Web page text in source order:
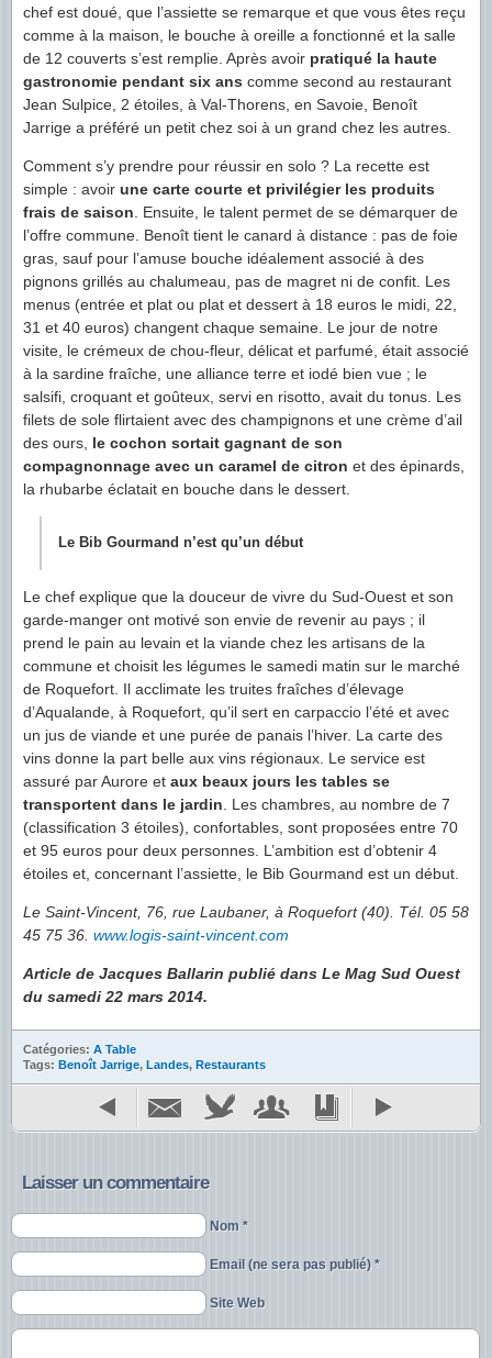
chef est doué, que l’assiette se remarque et que vous êtes reçu
comme à la maison, le bouche à oreille a fonctionné et la salle
de 12 couverts s’est remplie. Après avoir pratiqué la haute
gastronomie pendant six ans comme second au restaurant
Jean Sulpice, 2 étoiles, à Val-Thorens, en Savoie, Benoît
Jarrige a préféré un petit chez soi à un grand chez les autres.
Comment s’y prendre pour réussir en solo ? La recette est
simple : avoir une carte courte et privilégier les produits
frais de saison. Ensuite, le talent permet de se démarquer de
l’offre commune. Benoît tient le canard à distance : pas de foie
gras, sauf pour l’amuse bouche idéalement associé à des
pignons grillés au chalumeau, pas de magret ni de confit. Les
menus (entrée et plat ou plat et dessert à 18 euros le midi, 22,
31 et 40 euros) changent chaque semaine. Le jour de notre
visite, le crémeux de chou-fleur, délicat et parfumé, était associé
à la sardine fraîche, une alliance terre et iodé bien vue ; le
salsifi, croquant et goûteux, servi en risotto, avait du tonus. Les
filets de sole flirtaient avec des champignons et une crème d’ail
des ours, le cochon sortait gagnant de son
compagnonnage avec un caramel de citron et des épinards,
la rhubarbe éclatait en bouche dans le dessert.
Le Bib Gourmand n’est qu’un début
Le chef explique que la douceur de vivre du Sud-Ouest et son
garde-manger ont motivé son envie de revenir au pays ; il
prend le pain au levain et la viande chez les artisans de la
commune et choisit les légumes le samedi matin sur le marché
de Roquefort. Il acclimate les truites fraîches d’élevage
d’Aqualande, à Roquefort, qu’il sert en carpaccio l’été et avec
un jus de viande et une purée de panais l’hiver. La carte des
vins donne la part belle aux vins régionaux. Le service est
assuré par Aurore et aux beaux jours les tables se
transportent dans le jardin . Les chambres, au nombre de 7
(classification 3 étoiles), confortables, sont proposées entre 70
et 95 euros pour deux personnes. L’ambition est d’obtenir 4
étoiles et, concernant l’assiette, le Bib Gourmand est un début.
Le Saint-Vincent, 76, rue Laubaner, à Roquefort (40). Tél. 05 58
45 75 36. www.logis-saint-vincent.com
Article de Jacques Ballarin publié dans Le Mag Sud Ouest
du samedi 22 mars 2014.
Catégories: A Table
Tags: Benoît Jarrige, Landes, Restaurants
Laisser un commentaire
Nom *
Email (ne sera pas publié) *
Site Web